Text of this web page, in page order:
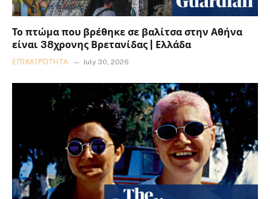
Το πτώμα που βρέθηκε σε βαλίτσα στην Αθήνα
είναι 38χρονης Βρετανίδας | Ελλάδα
ΕΠΙΚΑΙΡΌΤΗΤΑ July 30, 2026